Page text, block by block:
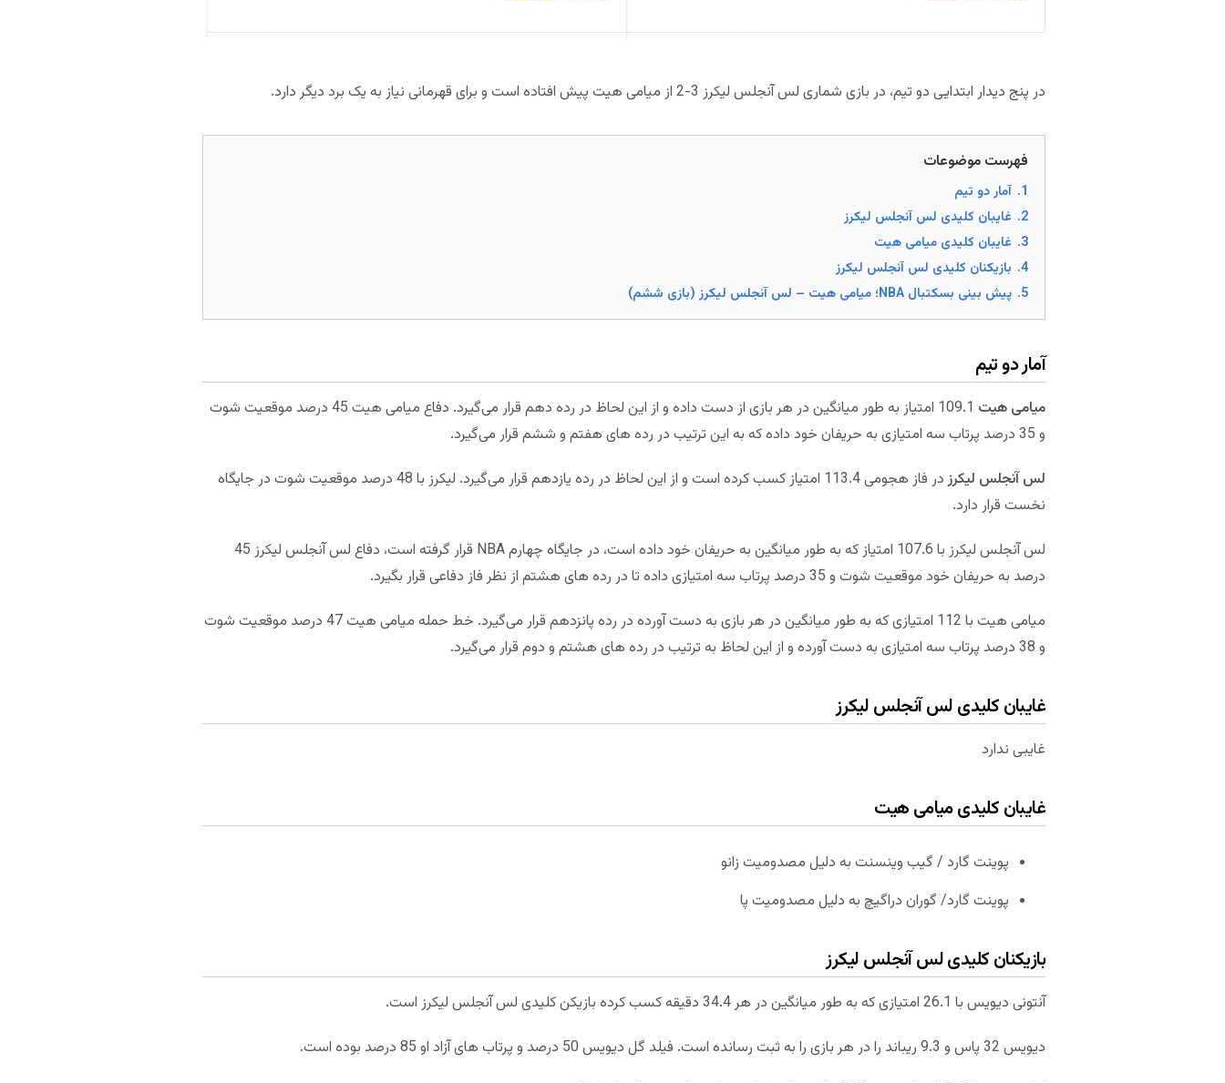
در پنج دیدار ابتدایی دو تیم، در بازی شماری لس آنجلس لیکرز 3-2 از میامی هیت پیش افتاده است و برای قهرمانی نیاز به یک برد دیگر دارد.
فهرست موضوعات
1. آمار دو تیم
2. غایبان کلیدی لس آنجلس لیکرز
3. غایبان کلیدی میامی هیت
4. بازیکنان کلیدی لس آنجلس لیکرز
5. پیش بینی بسکتبال NBA؛ میامی هیت – لس آنجلس لیکرز (بازی ششم)
آمار دو تیم
میامی هیت
109.1 امتیاز به طور میانگین در هر بازی از دست داده و از این لحاظ در رده دهم قرار می‌گیرد. دفاع میامی هیت 45 درصد موقعیت شوت
و 35 درصد پرتاب سه امتیازی به حریفان خود داده که به این ترتیب در رده های هفتم و ششم قرار می‌گیرد.
لس آنجلس لیکرز
در فاز هجومی 113.4 امتیاز کسب کرده است و از این لحاظ در رده یازدهم قرار می‌گیرد. لیکرز با 48 درصد موقعیت شوت در جایگاه
نخست قرار دارد.
لس آنجلس لیکرز با 107.6 امتیاز که به طور میانگین به حریفان خود داده است، در جایگاه چهارم NBA قرار گرفته است، دفاع لس آنجلس لیکرز 45
درصد به حریفان خود موقعیت شوت و 35 درصد پرتاب سه امتیازی داده تا در رده های هشتم از نظر فاز دفاعی قرار بگیرد.
میامی هیت با 112 امتیازی که به طور میانگین در هر بازی به دست آورده در رده پانزدهم قرار می‌گیرد. خط حمله میامی هیت 47 درصد موقعیت شوت
و 38 درصد پرتاب سه امتیازی به دست آورده و از این لحاظ به ترتیب در رده های هشتم و دوم قرار می‌گیرد.
غایبان کلیدی لس آنجلس لیکرز
غایبی ندارد
غایبان کلیدی میامی هیت
پوینت گارد / گیب وینسنت به دلیل مصدومیت زانو
پوینت گارد/ گوران دراگیچ به دلیل مصدومیت پا
بازیکنان کلیدی لس آنجلس لیکرز
آنتونی دیویس با 26.1 امتیازی که به طور میانگین در هر 34.4 دقیقه کسب کرده بازیکن کلیدی لس آنجلس لیکرز است.
دیویس 32 پاس و 9.3 ریباند را در هر بازی را به ثبت رسانده است. فیلد گل دیویس 50 درصد و پرتاب های آزاد او 85 درصد بوده است.